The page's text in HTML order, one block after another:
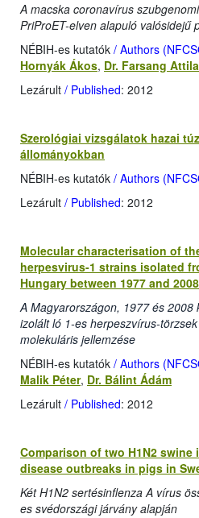
A macska coronavírus
PriProET-elven alapuló valósidejű
NÉBIH-es kutatók / Authors
Hornyák Ákos, Dr. Farsang Attila
Lezárult / Published: 2012
Szerológiai vizsgálatok hazai
állományokban
NÉBIH-es kutatók / Authors
Lezárult / Published: 2012
Molecular characterisation of
herpesvirus-1 strains isolated
Hungary between 1977 and 2008
A Magyarországon, 1977 és
izolált ló 1-es herpeszvírus-
molekuláris jellemzése
NÉBIH-es kutatók / Authors
Malik Péter, Dr. Bálint Ádám
Lezárult / Published: 2012
Comparison of two H1N2
disease outbreaks in pigs in
Két H1N2 sertésinflenza A vírus
es svédországi járvány alapján